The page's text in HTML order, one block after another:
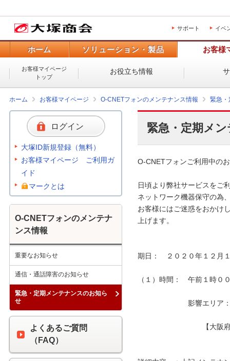
サポート イベ
ホーム ソリューション・製品 お客様
お客様マイページ
トップ
お役立ち情報
ホーム お客様マイページ O-CNETフォンのメンテナンス情報 緊急・
緊急・定期メ
O-CNETフォンご利用中の
日頃より弊社サービスをご
ネットワーク機器保守の為
お客様にはご迷惑をおかけ
上げます。
期日：　２０２０年１２月
（１）時間：　午前１時０
影響エリア：　下記
【大阪府】　 大阪
ログイン
大塚ID新規登録（無料）
お客様マイページ ご利用ガ
イド
マークとは
O-CNETフォンのメンテナ
ンス情報
重要なお知らせ
通信・通話障害のお知らせ
緊急・定期メンテナンスのお知ら
せ
よくあるご質問
（FAQ）